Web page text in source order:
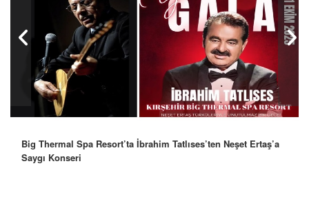
Big Thermal Spa Resort’ta İbrahim Tatlıses’ten Neşet Ertaş’a
Saygı Konseri